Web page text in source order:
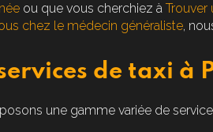
ou que vous cherchiez à Trouver
chez le médecin généraliste,
de taxi à
une gamme variée de